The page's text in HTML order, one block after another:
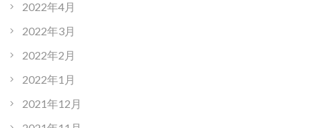
2022年4月
2022年3月
2022年2月
2022年1月
2021年12月